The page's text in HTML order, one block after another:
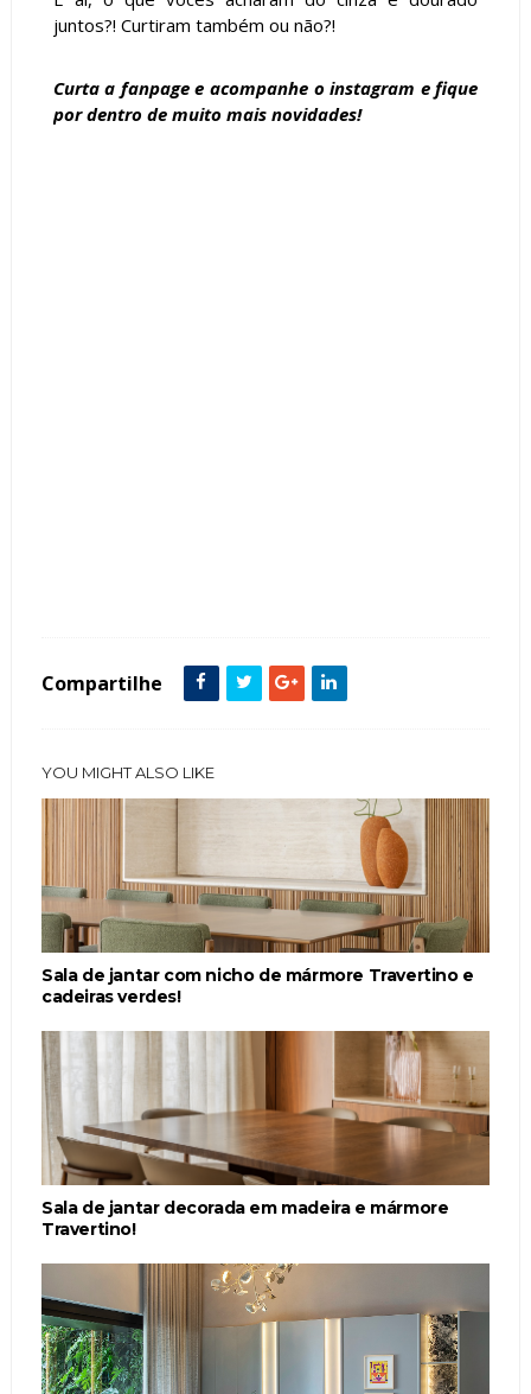
juntos?! Curtiram também ou não?!
Curta a fanpagee acompanhe oinstagram e fique
por dentro de muito mais novidades!
Compartilhe
YOU MIGHT ALSO LIKE
Sala de jantar com nicho de mármore Travertino e
cadeiras verdes!
Sala de jantar decorada em madeira e mármore
Travertino!